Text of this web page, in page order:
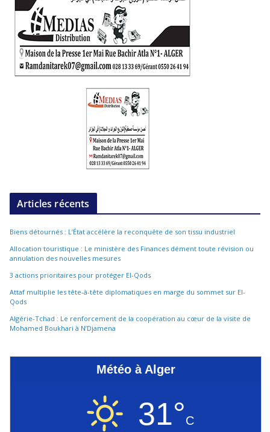
Articles récents
Biens détournés : L’État accélère la reconquête de son tissu industriel
Allocation touristique : Le ministère des Finances dément toute révision ou
annulation des nouvelles mesures
3 actions prioritaires pour protéger El-Qods
Attaf multiplie les tête-à-tête diplomatiques en marge du sommet sur El-
Qods
Algérie-Tchad : Le renforcement de la coopération au cœur de la visite de
Mohamed Boukhari à N’Djamena
Météo à Alger
31°C